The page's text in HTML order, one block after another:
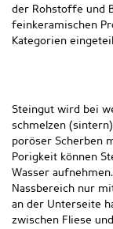
der Rohstoffe und
feinkeramischen
Kategorien
Steingut wird bei
schmelzen
poröser Scherben
Porigkeit können
Wasser
Nassbereich nur
an der Unterseite
zwischen Fliese